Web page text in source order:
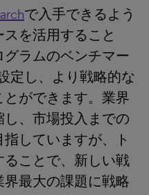
で入手できるよう
を活用すること
ラムのベンチマー
定し、より戦略的な
ができます。業界
、市場投入までの
していますが、ト
ることで、新しい戦
最大の課題に戦略